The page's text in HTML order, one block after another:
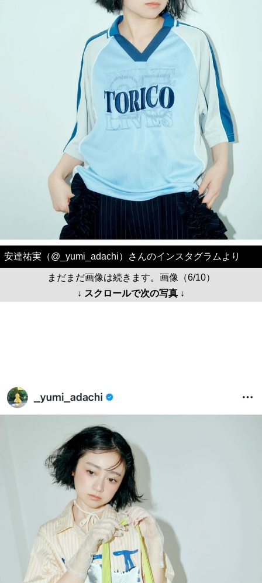
安達祐実（@_yumi_adachi）さんのインスタグラムより
まだまだ画像は続きます。画像（6/10）
↓ スクロールで次の写真 ↓